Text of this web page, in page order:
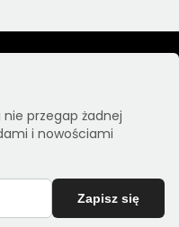
nie przegap żadnej
i nowościami
Zapisz się